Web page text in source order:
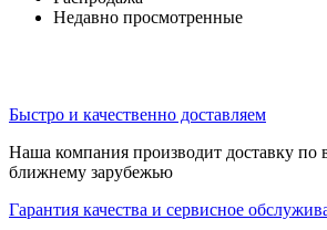
Недавно просмотренные
Быстро и качественно доставляем
Наша компания производит доставку по
ближнему зарубежью
Гарантия качества и сервисное